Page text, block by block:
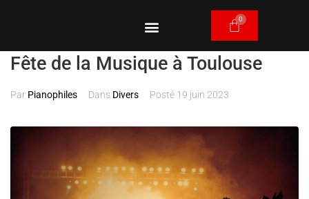
Fête de la Musique à Toulouse
Par Pianophiles Dans Divers Posté 19 juin 2023